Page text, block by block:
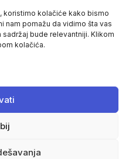
koristimo kolačiće kako bismo
nam pomažu da vidimo šta vas
sadržaj bude relevantniji. Klikom
kolačića.
na
kolačića